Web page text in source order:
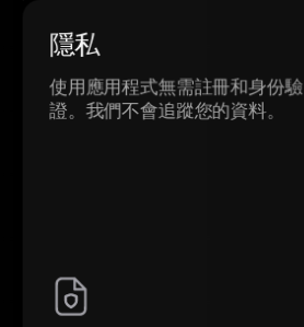
隱私
使用應用程式無需註冊和身份驗
證。我們不會追蹤您的資料。